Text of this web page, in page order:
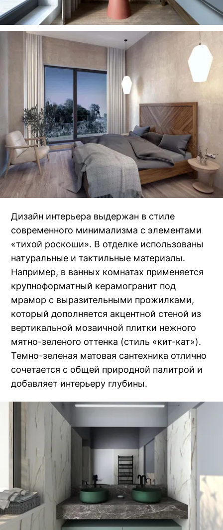
Дизайн интерьера выдержан в стиле
современного минимализма с элементами
«тихой роскоши». В отделке использованы
натуральные и тактильные материалы.
Например, в ванных комнатах применяется
крупноформатный керамогранит под
мрамор с выразительными прожилками,
который дополняется акцентной стеной из
вертикальной мозаичной плитки нежного
мятно-зеленого оттенка (стиль «кит-кат»).
Темно-зеленая матовая сантехника отлично
сочетается с общей природной палитрой и
добавляет интерьеру глубины.